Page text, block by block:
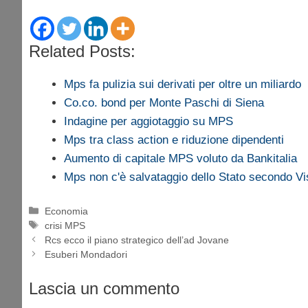
Related Posts:
Mps fa pulizia sui derivati per oltre un miliardo
Co.co. bond per Monte Paschi di Siena
Indagine per aggiotaggio su MPS
Mps tra class action e riduzione dipendenti
Aumento di capitale MPS voluto da Bankitalia
Mps non c'è salvataggio dello Stato secondo
Categorie
Economia
Tag
crisi MPS
Rcs ecco il piano strategico dell’ad Jovane
Esuberi Mondadori
Lascia un commento